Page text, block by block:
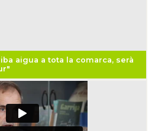
aigua a tota la comarca, serà